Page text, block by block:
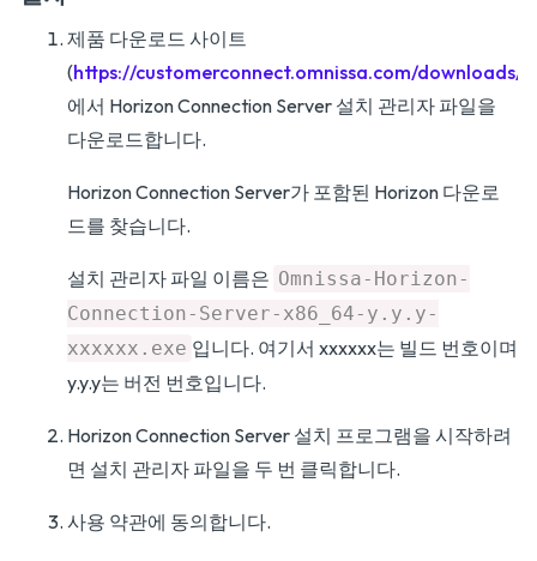
제품 다운로드 사이트
(https://customerconnect.omnissa.com/downloads/
에서 Horizon Connection Server 설치 관리자 파일을
다운로드합니다.
Horizon Connection Server가 포함된 Horizon 다운로
드를 찾습니다.
설치 관리자 파일 이름은 Omnissa-Horizon-
Connection-Server-x86_64-y.y.y-
xxxxxx.exe 입니다. 여기서 xxxxxx는 빌드 번호이며
y.y.y는 버전 번호입니다.
Horizon Connection Server 설치 프로그램을 시작하려
면 설치 관리자 파일을 두 번 클릭합니다.
사용 약관에 동의합니다.